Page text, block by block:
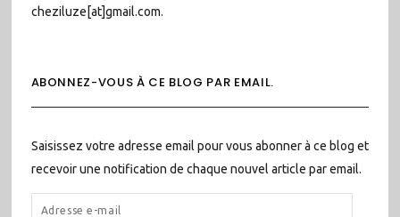
cheziluze[at]gmail.com.
ABONNEZ-VOUS À CE BLOG PAR EMAIL.
Saisissez votre adresse email pour vous abonner à ce blog et
recevoir une notification de chaque nouvel article par email.
ADRESSE